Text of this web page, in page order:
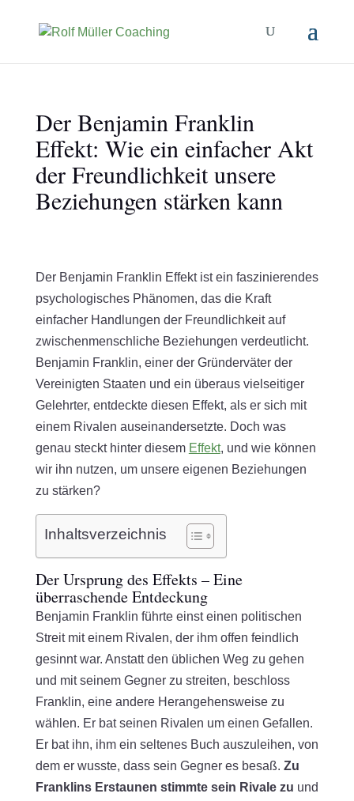
Der Benjamin Franklin
Effekt: Wie ein einfacher Akt
der Freundlichkeit unsere
Beziehungen stärken kann
Der Benjamin Franklin Effekt ist ein faszinierendes
psychologisches Phänomen, das die Kraft
einfacher Handlungen der Freundlichkeit auf
zwischenmenschliche Beziehungen verdeutlicht.
Benjamin Franklin, einer der Gründerväter der
Vereinigten Staaten und ein überaus vielseitiger
Gelehrter, entdeckte diesen Effekt, als er sich mit
einem Rivalen auseinandersetzte. Doch was
genau steckt hinter diesem Effekt, und wie können
wir ihn nutzen, um unsere eigenen Beziehungen
zu stärken?
Inhaltsverzeichnis
Der Ursprung des Effekts – Eine
überraschende Entdeckung
Benjamin Franklin führte einst einen politischen
Streit mit einem Rivalen, der ihm offen feindlich
gesinnt war. Anstatt den üblichen Weg zu gehen
und mit seinem Gegner zu streiten, beschloss
Franklin, eine andere Herangehensweise zu
wählen. Er bat seinen Rivalen um einen Gefallen.
Er bat ihn, ihm ein seltenes Buch auszuleihen, von
dem er wusste, dass sein Gegner es besaß. Zu
Franklins Erstaunen stimmte sein Rivale zu und